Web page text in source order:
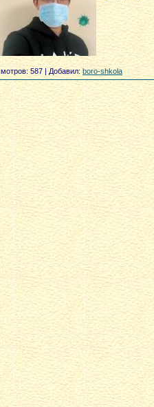
: 587 |Добавил: boro-shkola